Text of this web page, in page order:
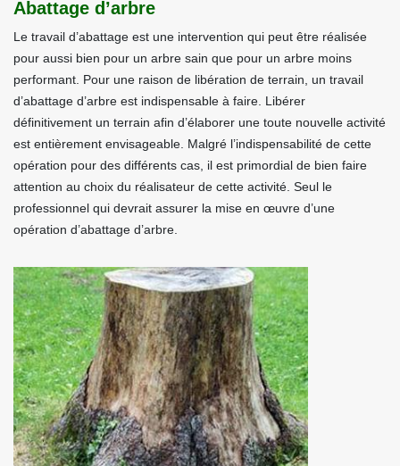
Abattage d’arbre
Le travail d’abattage est une intervention qui peut être réalisée
pour aussi bien pour un arbre sain que pour un arbre moins
performant. Pour une raison de libération de terrain, un travail
d’abattage d’arbre est indispensable à faire. Libérer
définitivement un terrain afin d’élaborer une toute nouvelle activité
est entièrement envisageable. Malgré l’indispensabilité de cette
opération pour des différents cas, il est primordial de bien faire
attention au choix du réalisateur de cette activité. Seul le
professionnel qui devrait assurer la mise en œuvre d’une
opération d’abattage d’arbre.